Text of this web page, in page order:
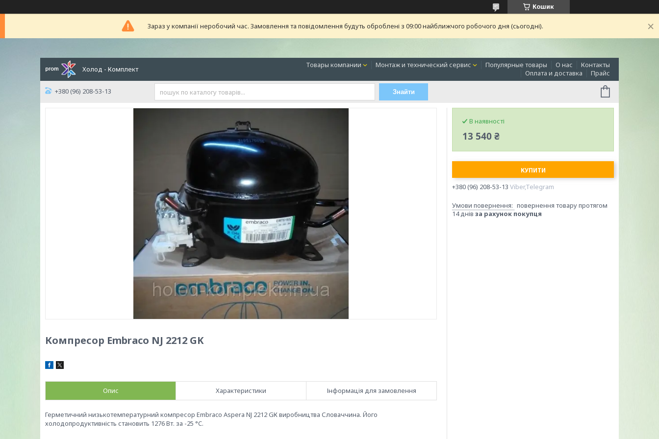
Кошик
Зараз у компанії неробочий час. Замовлення та повідомлення будуть оброблені з 09:00 найближчого робочого дня (сьогодні).
Холод - Комплект Товары компании Монтаж и технический сервис Популярные товары О нас
Контакты
Оплата и доставка
Прайс
+380 (96) 208-53-13 Знайти
Компресор Embraco NJ 2212 GK
Опис Характеристики Інформація для замовлення
Герметичний низькотемпературний компресор Embraco Aspera NJ 2212 GК виробництва Словаччина. Його
холодопродуктивність становить 1276 Вт. за -25 °C.
В наявності
13 540 ₴
КУПИТИ
+380 (96) 208-53-13 Viber,Telegram
повернення товару протягом
14 днів за рахунок покупця